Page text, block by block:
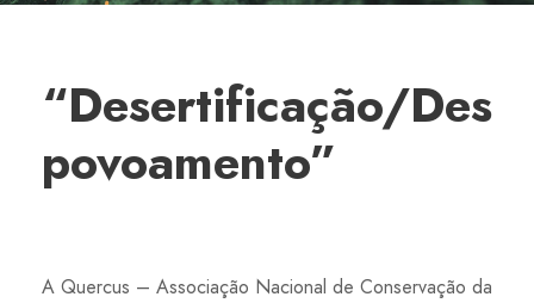
“Desertificação/Des
povoamento”
A Quercus – Associação Nacional de Conservação da